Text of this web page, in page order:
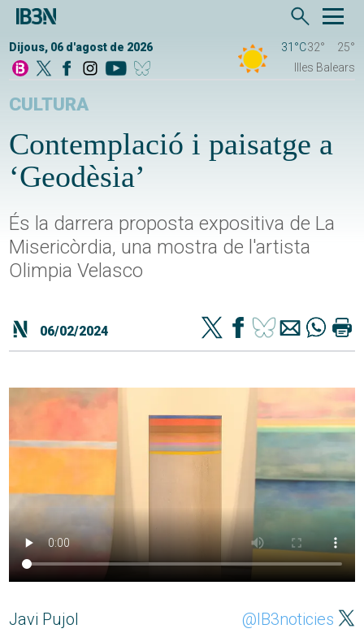
Dijous, 06 d'agost de 2026 31°C32°
25°
Illes Balears
CULTURA
Contemplació i paisatge a
‘Geodèsia’
És la darrera proposta expositiva de La
Misericòrdia, una mostra de l'artista
Olimpia Velasco
06/02/2024
Javi Pujol @IB3noticies